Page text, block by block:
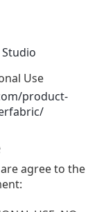
Use
product-
agree to the